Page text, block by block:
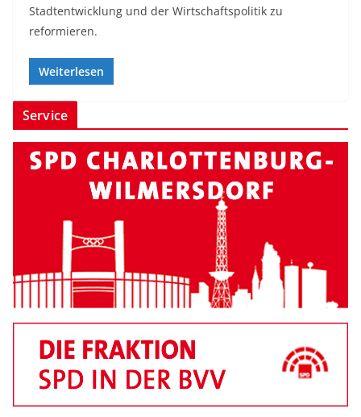
Stadtentwicklung und der Wirtschaftspolitik zu
reformieren.
Weiterlesen
Service